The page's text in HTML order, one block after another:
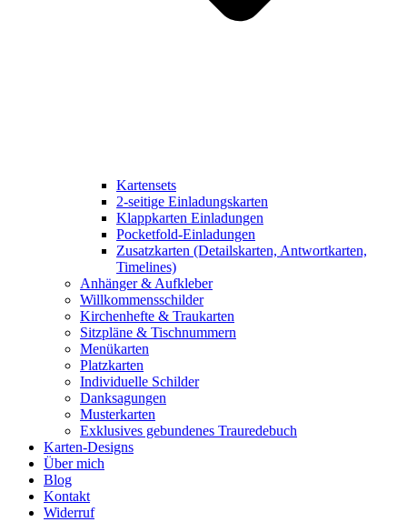
Kartensets
2-seitige Einladungskarten
Klappkarten Einladungen
Pocketfold-Einladungen
Zusatzkarten (Detailskarten, Antwortkarten,
Timelines)
Anhänger & Aufkleber
Willkommensschilder
Kirchenhefte & Traukarten
Sitzpläne & Tischnummern
Menükarten
Platzkarten
Individuelle Schilder
Danksagungen
Musterkarten
Exklusives gebundenes Trauredebuch
Karten-Designs
Über mich
Blog
Kontakt
Widerruf